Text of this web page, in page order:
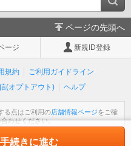
再確認をお願いいたします。
続きに進む
ページの先頭へ
ージ 新規ID登録
規約
ご利用ガイドライン
(オプトアウト) ヘルプ
る点はご利用の店舗情報ページをご確
わせください。
ください。